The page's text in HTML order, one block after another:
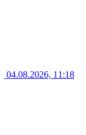
04.08.2026, 11:18